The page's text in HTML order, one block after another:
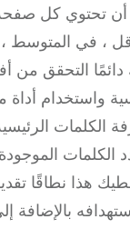
، في المتوسط ،
التحقق من
واستخدام أداة مثل
الرئيسية
الموجودة في
نطاقًا تقديريًا
بالإضافة إلى